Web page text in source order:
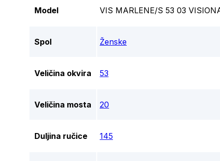
Model VIS MARLENE/S 53 03
Spol Ženske
Veličina okvira 53
Veličina mosta 20
Duljina ručice 145